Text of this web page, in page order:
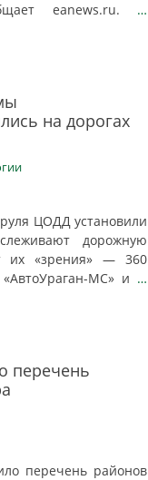
eanews.ru. …
на дорогах
ЦОДД установили
дорожную
их «зрения» — 360
МС» и …
перечень
перечень районов